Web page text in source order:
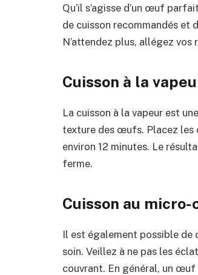
Qu’il s’agisse d’un œuf
de cuisson recommandés et
N’attendez plus, allégez
Cuisson à la
La cuisson à la vapeur est
texture des œufs. Placez les
environ 12 minutes. Le
ferme.
Cuisson au micro-
Il est également possible de
soin. Veillez à ne pas les
couvrant. En général, un œuf